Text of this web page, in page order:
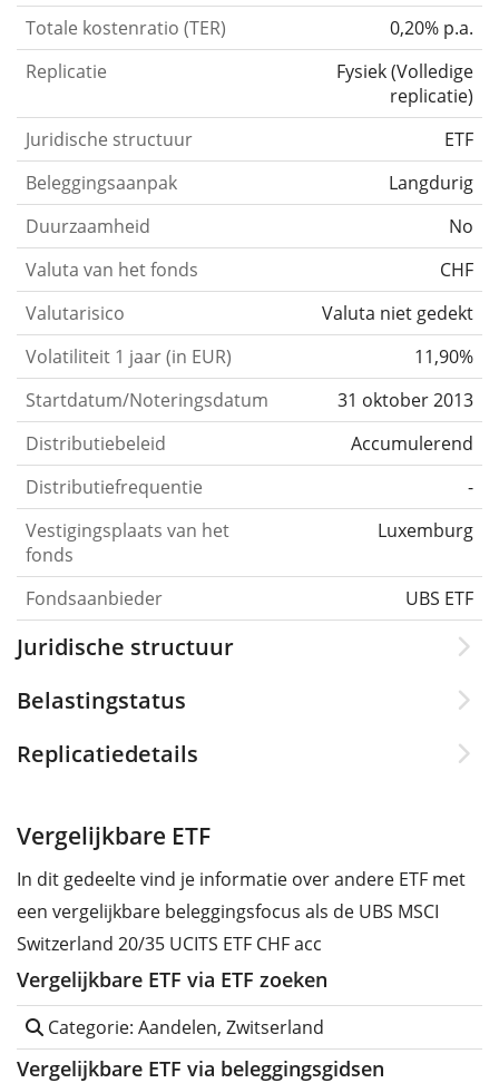
Totale kostenratio (TER)
0,20% p.a.
Replicatie
Fysiek(Volledige
replicatie)
Juridische structuur
ETF
Beleggingsaanpak
Langdurig
Duurzaamheid
No
Valuta van het fonds
CHF
Valutarisico
Valuta niet gedekt
Volatiliteit 1 jaar (in EUR)
11,90%
Startdatum/Noteringsdatum
31 oktober 2013
Distributiebeleid
Accumulerend
Distributiefrequentie
-
Vestigingsplaats van het
fonds
Luxemburg
Fondsaanbieder UBS ETF
Juridische structuur
Belastingstatus
Replicatiedetails
Vergelijkbare ETF
In dit gedeelte vind je informatie over andere ETF met
een vergelijkbare beleggingsfocus als de UBS MSCI
Switzerland 20/35 UCITS ETF CHF acc
Vergelijkbare ETF via ETF zoeken
Categorie: Aandelen, Zwitserland
Vergelijkbare ETF via beleggingsgidsen